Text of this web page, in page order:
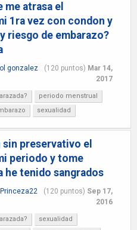
me atrasa el
1ra vez con condon y
riesgo de embarazo?
gonzalez (120 puntos) Mar 14,
2017
periodo menstrual
sexualidad
preservativo el
periodo y tome
he tenido sangrados
Princeza22 (120 puntos) Sep 17,
2016
sexualidad